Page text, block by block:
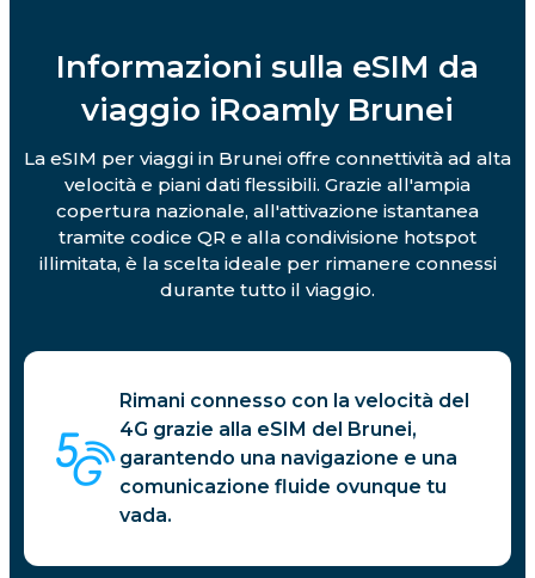
Informazioni sulla eSIM da
viaggio iRoamly Brunei
La eSIM per viaggi in Brunei offre connettività ad alta
velocità e piani dati flessibili. Grazie all'ampia
copertura nazionale, all'attivazione istantanea
tramite codice QR e alla condivisione hotspot
illimitata, è la scelta ideale per rimanere connessi
durante tutto il viaggio.
Rimani connesso con la velocità del
4G grazie alla eSIM del Brunei,
garantendo una navigazione e una
comunicazione fluide ovunque tu
vada.